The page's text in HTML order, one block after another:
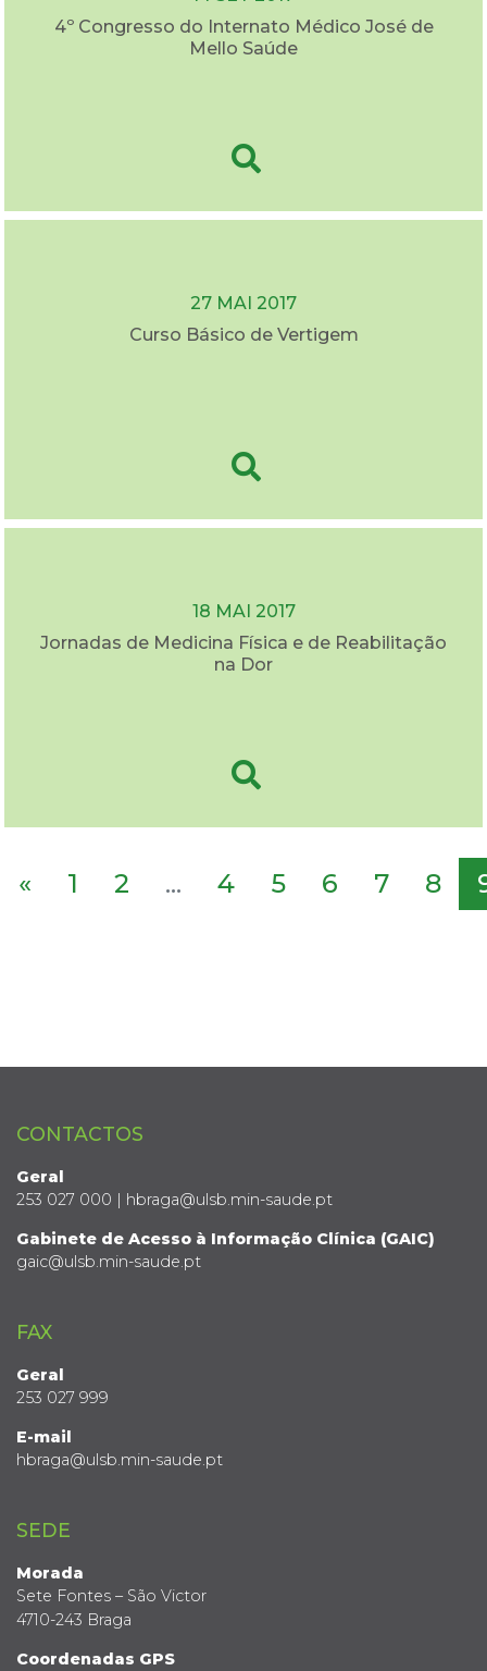
4º Congresso do Internato Médico José de
Mello Saúde
27 MAI 2017
Curso Básico de Vertigem
18 MAI 2017
Jornadas de Medicina Física e de Reabilitação
na Dor
« 1 2 ... 4 5 6 7 8
CONTACTOS
Geral
253 027 000 | hbraga@ulsb.min-saude.pt
Gabinete de Acesso à Informação Clínica (GAIC)
gaic@ulsb.min-saude.pt
FAX
Geral
253 027 999
E-mail
hbraga@ulsb.min-saude.pt
SEDE
Morada
Sete Fontes – São Victor
4710-243 Braga
Coordenadas GPS